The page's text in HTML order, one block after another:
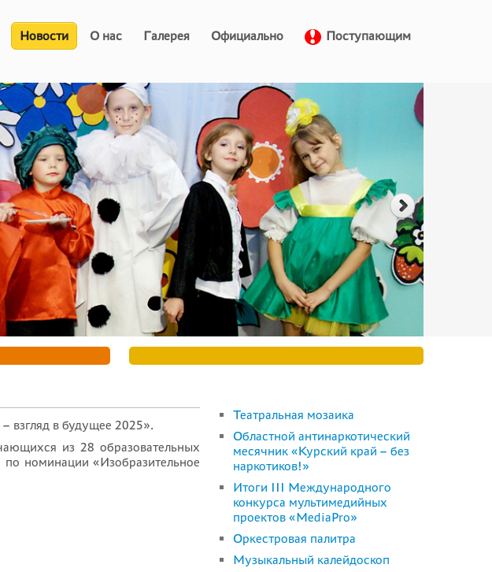
Новости О нас Галерея Официально Поступающим
взгляд в будущее 2025».
из 28 образовательных
номинации «Изобразительное
Театральная мозаика
Областной антинаркотический
месячник «Курский край – без
наркотиков!»
Итоги III Международного
конкурса мультимедийных
проектов «MediaPro»
Оркестровая палитра
Музыкальный калейдоскоп